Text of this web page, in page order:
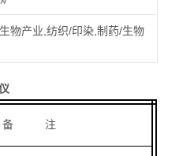
物产业,纺织/印染,制药/生物
备 注